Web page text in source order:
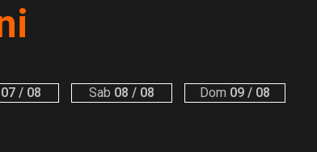
07 / 08 Sab 08 / 08 Dom 09 / 08